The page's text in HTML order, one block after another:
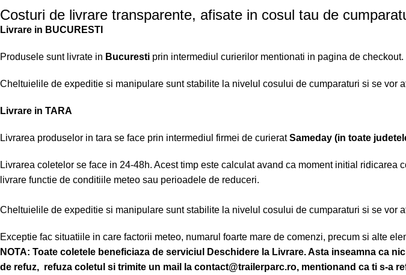
Costuri de livrare transparente, afisate in cosul tau de
Livrare in BUCURESTI
Produsele sunt livrate in Bucuresti prin intermediul curierilor mentionati in pagina de checkout.
Cheltuielile de expeditie si manipulare sunt stabilite la nivelul cosului de cumparaturi si se vor
Livrare in TARA
Livrarea produselor in tara se face prin intermediul firmei de curieratSameday (in toate
Livrarea coletelor se face in 24-48h. Acest timp este calculat avand ca moment initial
livrare functie de conditiile meteo sau perioadele de reduceri.
Cheltuielile de expeditie si manipulare sunt stabilite la nivelul cosului de cumparaturi si se vor
Exceptie fac situatiile in care factorii meteo, numarul foarte mare de comenzi, precum si alte
NOTA: Toate coletele beneficiaza de serviciul Deschidere la Livrare. Asta inseamna ca
de refuz, refuza coletul si trimite un mail la contact@trailerparc.ro, mentionand ca ti s-a